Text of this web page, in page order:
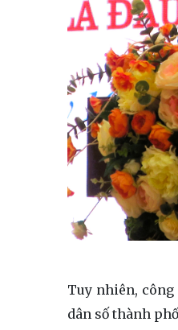
Tuy nhiên,
dân số thành